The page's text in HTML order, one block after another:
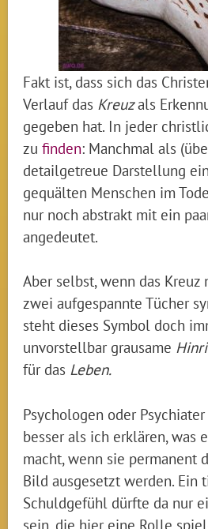
Fakt ist, dass sich das
Verlauf das Kreuzals
gegeben hat. In jeder
zufinden: Manchmal als
detailgetreue Darstellung
gequälten Menschen im
nur noch abstrakt mit ein
angedeutet.
Aber selbst, wenn das Kreuz
zwei aufgespannte Tücher
steht dieses Symbol doch
unvorstellbar grausame
für das Leben.
Psychologen oder
besser als ich erklären, was
macht, wenn sie permanent
Bild ausgesetzt werden. Ein
Schuldgefühl dürfte da nur
sein, die hier eine Rolle